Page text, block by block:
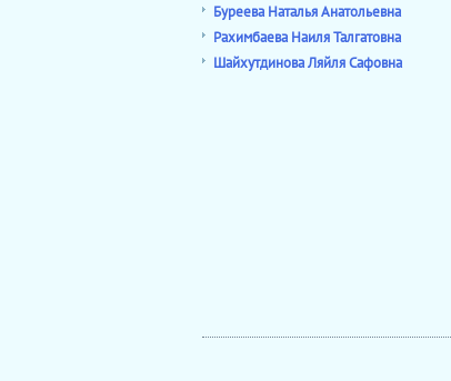
Буреева Наталья Анатольевна
Рахимбаева Наиля Талгатовна
Шайхутдинова Ляйля Сафовна